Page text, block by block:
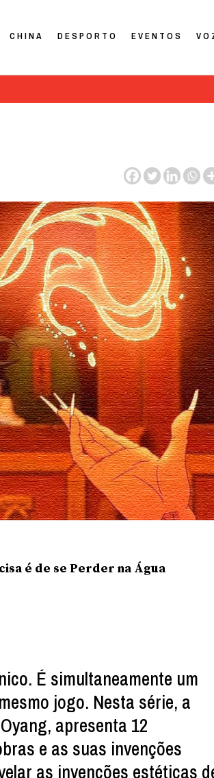
CHINA DESPORTO EVENTOS
é de se Perder na Água
É simultaneamente um
jogo. Nesta série, a
apresenta 12
e as suas invenções
as invenções estéticas